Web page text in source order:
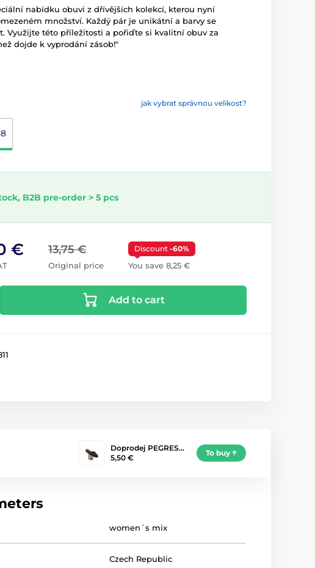
nabídku obuvi z dřívějších kolekcí, kterou nyní
množství. Každý pár je unikátní a barvy se
Využijte této příležitosti a pořiďte si kvalitní obuv za
dojde k vyprodání zásob!"
jak vybrat správnou velikost?
B2B pre-order > 5 pcs
13,75 €
Original price
€ Discount -60%
You save 8,25 €
Add to cart
Doprodej PEGRES…
5,50 €
To buy
women´s mix
Czech Republic